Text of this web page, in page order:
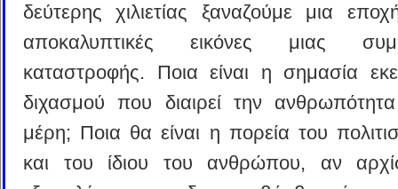
δεύτερης χιλιετίας ξαναζούμε μια
αποκαλυπτικές εικόνες μιας
καταστροφής. Ποια είναι η σημασία
διχασμού που διαιρεί την
μέρη; Ποια θα είναι η πορεία του
και του ίδιου του ανθρώπου, αν